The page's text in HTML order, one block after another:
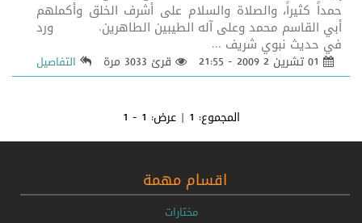
حمداً كثيراً، والصلاة والسلام على أشرف الخلق وأكملهم
أبي القاسم محمد وعلى آله الطيبين الطاهرين. ورد
في حديث نبوي شريف ...
قرئ 3033 مرة التفاصيل
المجموع: 1 | عرض: 1 - 1
اقسام مهمة
مختارات